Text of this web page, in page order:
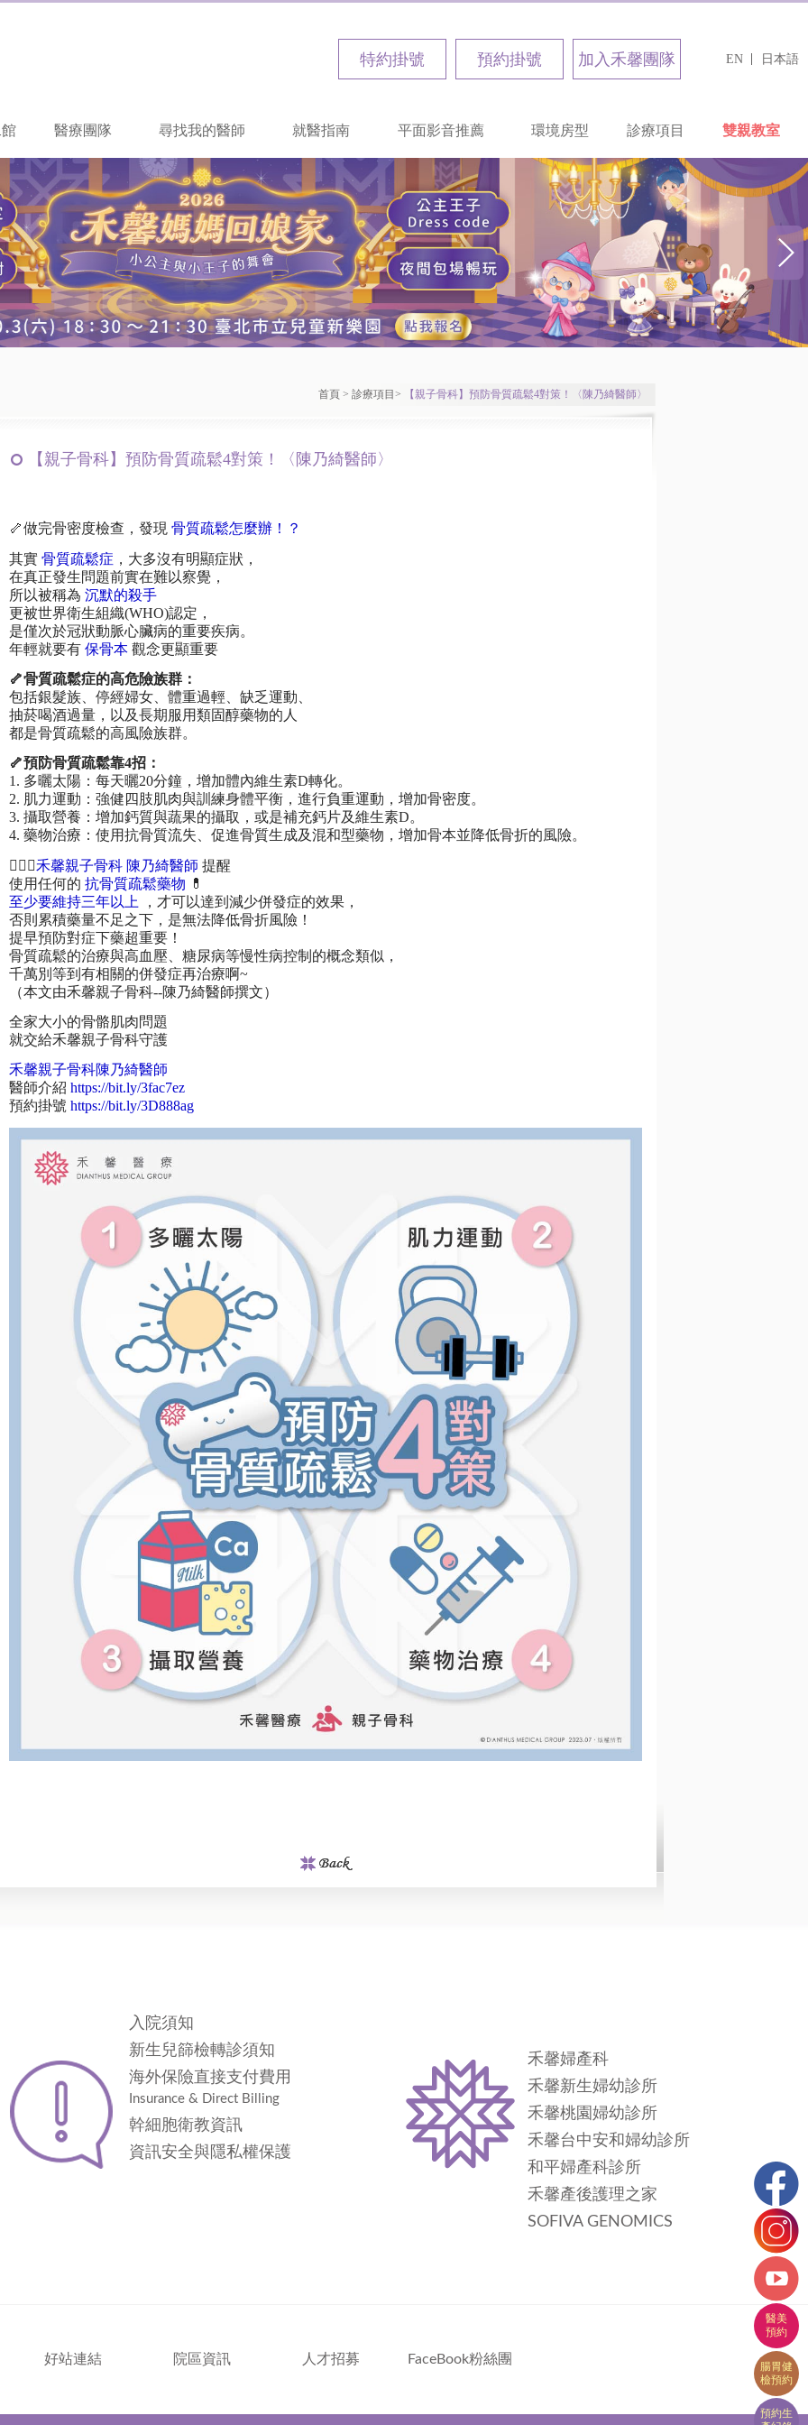
日本語
EN
加入禾馨團隊
預約掛號
特約掛號
醫療團隊 尋找我的醫師 就醫指南 平面影音推薦 環境房型 診療項目 雙親教室
首頁 > 診療項目 > 【親子骨科】預防骨質疏鬆4對策！〈陳乃綺醫師〉
【親子骨科】預防骨質疏鬆4對策！〈陳乃綺醫師〉
🦴做完骨密度檢查，發現骨質疏鬆怎麼辦！？
其實骨質疏鬆症 ，大多沒有明顯症狀，
在真正發生問題前實在難以察覺，
所以被稱為沉默的殺手
更被世界衛生組織(WHO)認定，
是僅次於冠狀動脈心臟病的重要疾病。
年輕就要有保骨本 觀念更顯重要
🦴骨質疏鬆症的高危險族群：
包括銀髮族、停經婦女、體重過輕、缺乏運動、
抽菸喝酒過量，以及長期服用類固醇藥物的人
都是骨質疏鬆的高風險族群。
🦴預防骨質疏鬆靠4招：
1. 多曬太陽：每天曬20分鐘，增加體內維生素D轉化。
2. 肌力運動：強健四肢肌肉與訓練身體平衡，進行負重運動，增加骨密度。
3. 攝取營養：增加鈣質與蔬果的攝取，或是補充鈣片及維生素D。
4. 藥物治療：使用抗骨質流失、促進骨質生成及混和型藥物，增加骨本並降低骨折的風險。
👩🏻‍⚕️禾馨親子骨科 陳乃綺醫師 提醒
使用任何的抗骨質疏鬆藥物 💊
至少要維持三年以上
，才可以達到減少併發症的效果，
否則累積藥量不足之下，是無法降低骨折風險！
提早預防對症下藥超重要！
骨質疏鬆的治療與高血壓、糖尿病等慢性病控制的概念類似，
千萬別等到有相關的併發症再治療啊~
（本文由禾馨親子骨科--陳乃綺醫師撰文）
全家大小的骨骼肌肉問題
就交給禾馨親子骨科守護
禾馨親子骨科陳乃綺醫師
醫師介紹https://bit.ly/3fac7ez
預約掛號https://bit.ly/3D888ag
入院須知
新生兒篩檢轉診須知
海外保險直接支付費用
Insurance & Direct Billing
幹細胞衛教資訊
資訊安全與隱私權保護
禾馨婦產科
禾馨新生婦幼診所
禾馨桃園婦幼診所
禾馨台中安和婦幼診所
和平婦產科診所
禾馨產後護理之家
SOFIVA GENOMICS
好站連結 院區資訊 人才招募 FaceBook粉絲團